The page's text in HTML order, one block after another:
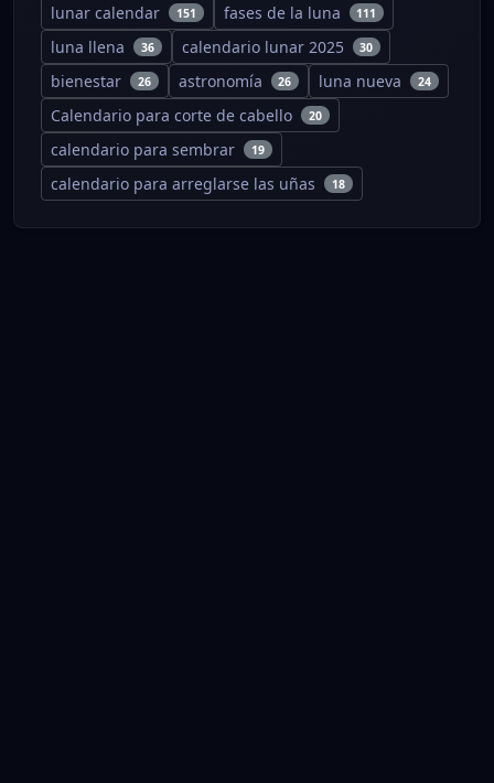
lunar calendar 151 fases de la luna 111
luna llena 36 calendario lunar 2025 30
bienestar 26 astronomía 26 luna nueva 24
Calendario para corte de cabello 20
calendario para sembrar 19
calendario para arreglarse las uñas 18